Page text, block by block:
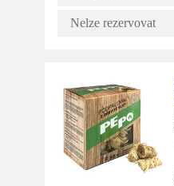
Nelze rezervovat